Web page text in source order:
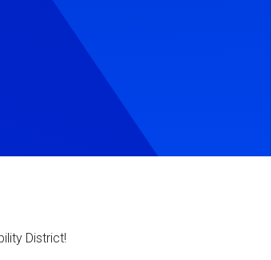
District!